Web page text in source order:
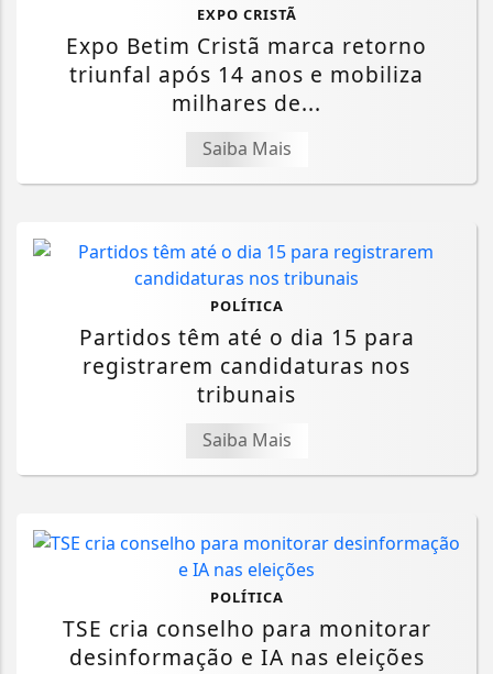
EXPO CRISTÃ
Expo Betim Cristã marca retorno
triunfal após 14 anos e mobiliza
milhares de...
Saiba Mais
POLÍTICA
Partidos têm até o dia 15 para
registrarem candidaturas nos
tribunais
Saiba Mais
POLÍTICA
TSE cria conselho para monitorar
desinformação e IA nas eleições